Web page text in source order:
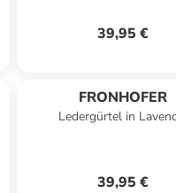
39,95 €
FRONHOFER
Ledergürtel in
39,95 €